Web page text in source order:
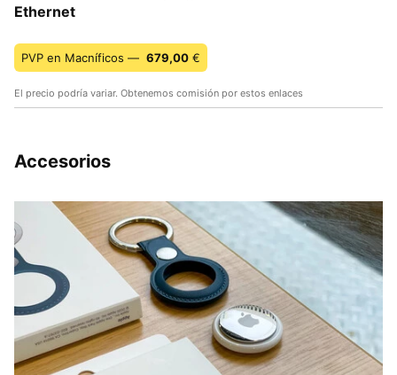
Ethernet
PVP en Macníficos — 679,00 €
El precio podría variar. Obtenemos comisión por estos enlaces
Accesorios